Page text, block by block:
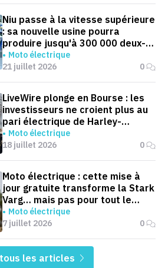
Niu passe à la vitesse supérieure
: sa nouvelle usine pourra
produire jusqu'à 300 000 deux-
roues électriques par an
Moto électrique
21 juillet 2026
0
LiveWire plonge en Bourse : les
investisseurs ne croient plus au
pari électrique de Harley-
Davidson
Moto électrique
18 juillet 2026
0
Moto électrique : cette mise à
jour gratuite transforme la Stark
Varg… mais pas pour tout le
monde
Moto électrique
7 juillet 2026
0
les articles